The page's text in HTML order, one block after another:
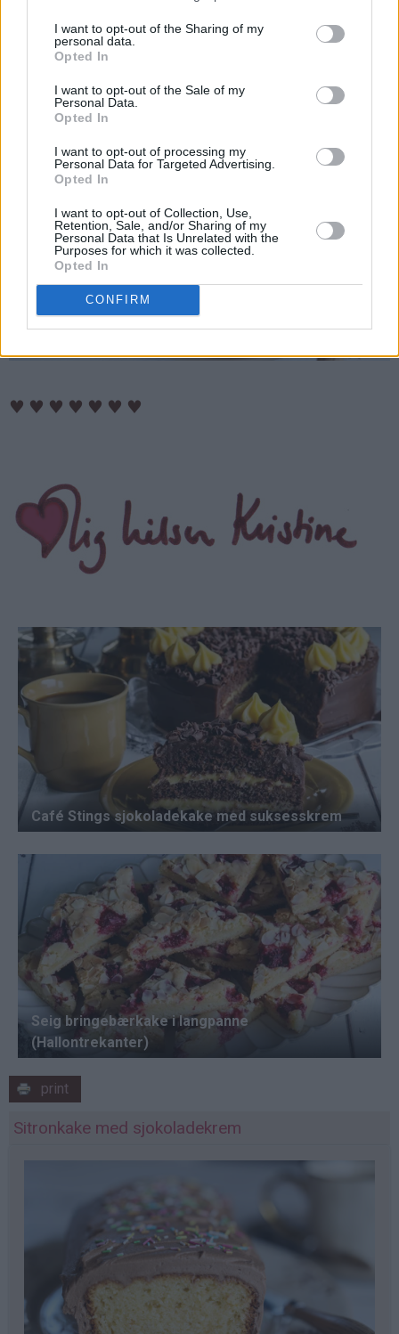
I want to opt-out of the Sharing of my
personal data.
Opted In
I want to opt-out of the Sale of my
Personal Data.
Opted In
I want to opt-out of processing my
Personal Data for Targeted Advertising.
Opted In
I want to opt-out of Collection, Use,
Retention, Sale, and/or Sharing of my
Personal Data that Is Unrelated with the
Purposes for which it was collected.
Opted In
CONFIRM
Kos deg! 😋
♥ ♥ ♥ ♥ ♥ ♥ ♥
print
Sitronkake med sjokoladekrem